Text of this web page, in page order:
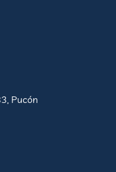
Pucón